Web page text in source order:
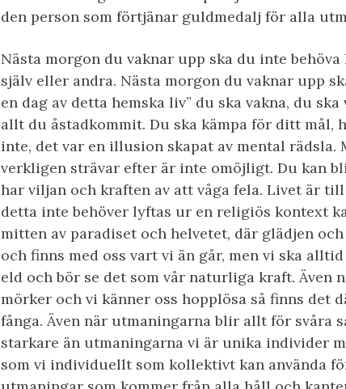
den person som förtjänar guldmedalj för alla
Nästa morgon du vaknar upp ska du inte
själv eller andra. Nästa morgon du vaknar upp
en dag av detta hemska liv” du ska vakna, du
allt du åstadkommit. Du ska kämpa för ditt mål,
inte, det var en illusion skapat av mental rädsla.
verkligen strävar efter är inte omöjligt. Du kan
har viljan och kraften av att våga fela. Livet är
detta inte behöver lyftas ur en religiös kontext
mitten av paradiset och helvetet, där glädjen
och finns med oss vart vi än går, men vi ska
eld och bör se det som vår naturliga kraft. Även
mörker och vi känner oss hopplösa så finns det
fånga. Även när utmaningarna blir allt för svåra
starkare än utmaningarna vi är unika individer
som vi individuellt som kollektivt kan använda